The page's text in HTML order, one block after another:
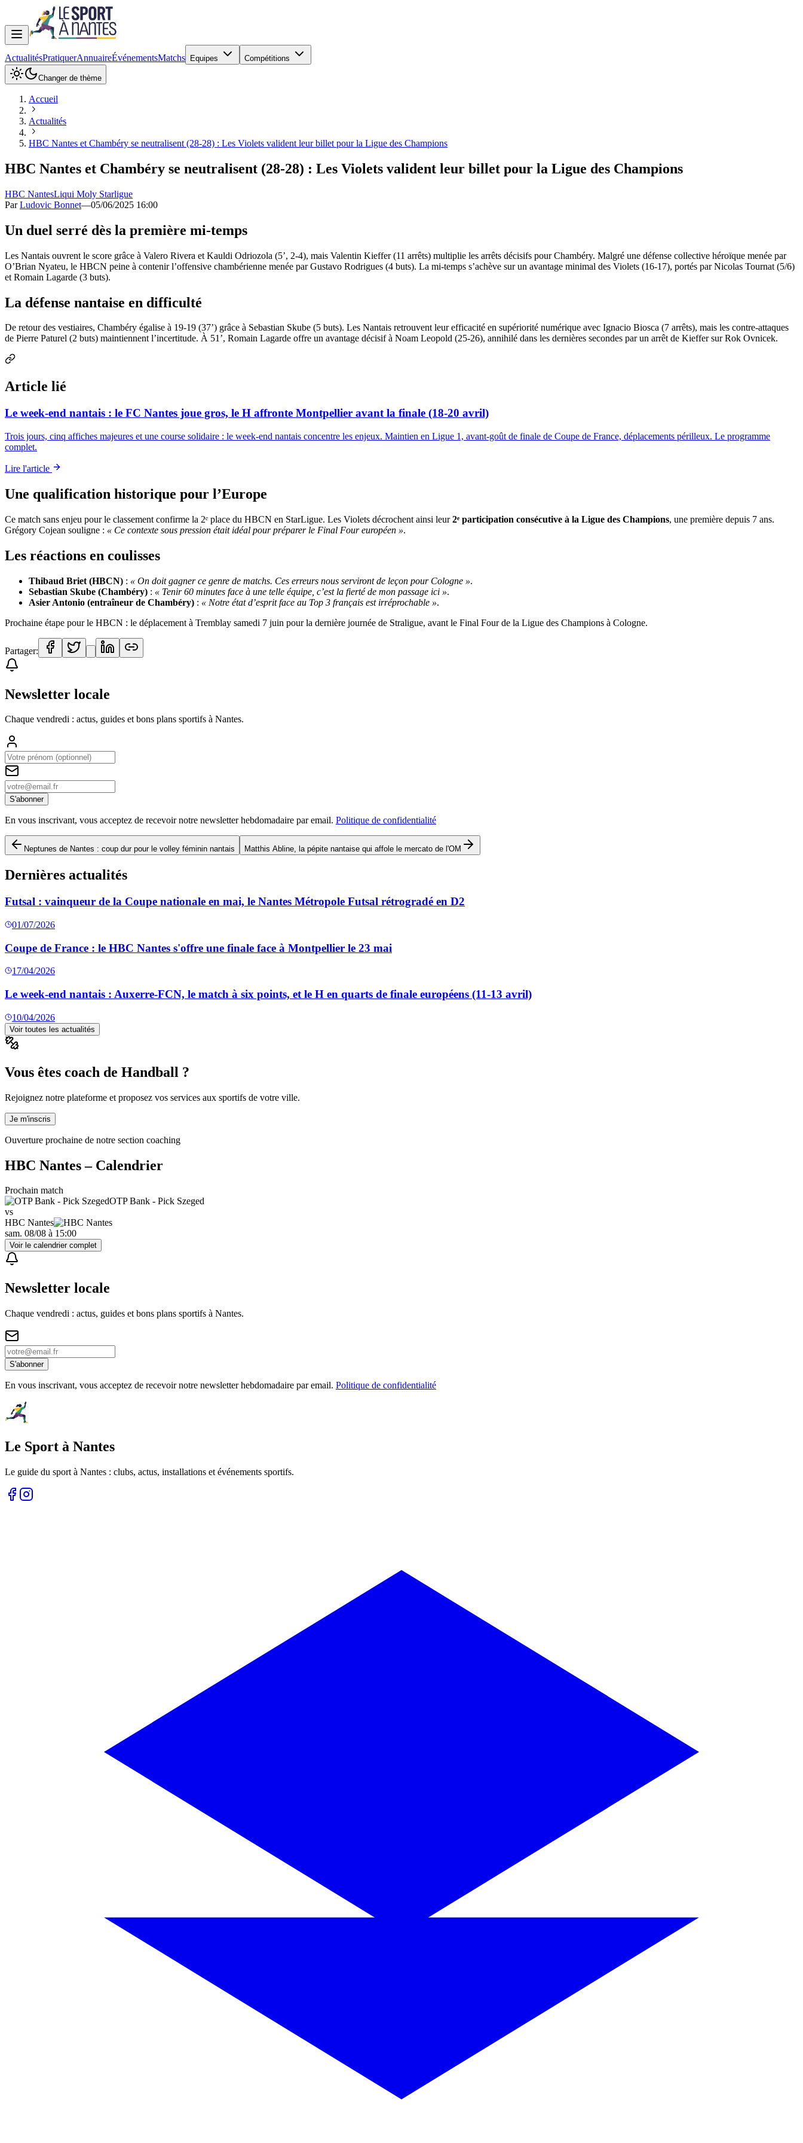
ActualitésPratiquerAnnuaireÉvénementsMatchs Equipes Compétitions
Changer de thème
Accueil
Actualités
HBC Nantes et Chambéry se neutralisent (28-28) : Les Violets valident leur billet pour la Ligue des Champions
HBC Nantes et Chambéry se neutralisent (28-28) : Les Violets valident leur billet pour la Ligue des Champions
HBC NantesLiqui Moly Starligue
ParLudovic Bonnet—05/06/2025 16:00
Un duel serré dès la première mi-temps
Les Nantais ouvrent le score grâce à Valero Rivera et Kauldi Odriozola (5’, 2-4), mais Valentin Kieffer (11 arrêts) multiplie les arrêts décisifs pour Chambéry. Malgré une défense collective héroïque menée par
O’Brian Nyateu, le HBCN peine à contenir l’offensive chambérienne menée par Gustavo Rodrigues (4 buts). La mi-temps s’achève sur un avantage minimal des Violets (16-17), portés par Nicolas Tournat (5/6)
et Romain Lagarde (3 buts).
La défense nantaise en difficulté
De retour des vestiaires, Chambéry égalise à 19-19 (37’) grâce à Sebastian Skube (5 buts). Les Nantais retrouvent leur efficacité en supériorité numérique avec Ignacio Biosca (7 arrêts), mais les contre-attaques
de Pierre Paturel (2 buts) maintiennent l’incertitude. À 51’, Romain Lagarde offre un avantage décisif à Noam Leopold (25-26), annihilé dans les dernières secondes par un arrêt de Kieffer sur Rok Ovnicek.
Article lié
Le week-end nantais : le FC Nantes joue gros, le H affronte Montpellier avant la finale (18-20 avril)
Trois jours, cinq affiches majeures et une course solidaire : le week-end nantais concentre les enjeux. Maintien en Ligue 1, avant-goût de finale de Coupe de France, déplacements périlleux. Le programme
complet.
Lire l'article
Une qualification historique pour l’Europe
Ce match sans enjeu pour le classement confirme la 2ᵉ place du HBCN en StarLigue. Les Violets décrochent ainsi leur2ᵉ participation consécutive à la Ligue des Champions, une première depuis 7 ans.
Grégory Cojean souligne : « Ce contexte sous pression était idéal pour préparer le Final Four européen ».
Les réactions en coulisses
Thibaud Briet (HBCN) : « On doit gagner ce genre de matchs. Ces erreurs nous serviront de leçon pour Cologne ».
Sebastian Skube (Chambéry) : « Tenir 60 minutes face à une telle équipe, c’est la fierté de mon passage ici ».
Asier Antonio (entraîneur de Chambéry) : « Notre état d’esprit face au Top 3 français est irréprochable ».
Prochaine étape pour le HBCN : le déplacement à Tremblay samedi 7 juin pour la dernière journée de Straligue, avant le Final Four de la Ligue des Champions à Cologne.
Partager:
Newsletter locale
Chaque vendredi : actus, guides et bons plans sportifs à Nantes.
S'abonner
En vous inscrivant, vous acceptez de recevoir notre newsletter hebdomadaire par email. Politique de confidentialité
Neptunes de Nantes : coup dur pour le volley féminin nantais Matthis Abline, la pépite nantaise qui affole le mercato de l'OM
Dernières actualités
Futsal : vainqueur de la Coupe nationale en mai, le Nantes Métropole Futsal rétrogradé en D2
01/07/2026
Coupe de France : le HBC Nantes s'offre une finale face à Montpellier le 23 mai
17/04/2026
Le week-end nantais : Auxerre-FCN, le match à six points, et le H en quarts de finale européens (11-13 avril)
10/04/2026
Voir toutes les actualités
Vous êtes coach de Handball ?
Rejoignez notre plateforme et proposez vos services aux sportifs de votre ville.
Je m'inscris
Ouverture prochaine de notre section coaching
HBC Nantes– Calendrier
Prochain match
OTP Bank - Pick Szeged
vs
HBC Nantes
sam. 08/08 à 15:00
Voir le calendrier complet
Newsletter locale
Chaque vendredi : actus, guides et bons plans sportifs à Nantes.
S'abonner
En vous inscrivant, vous acceptez de recevoir notre newsletter hebdomadaire par email. Politique de confidentialité
Le Sport à Nantes
Le guide du sport à Nantes : clubs, actus, installations et événements sportifs.